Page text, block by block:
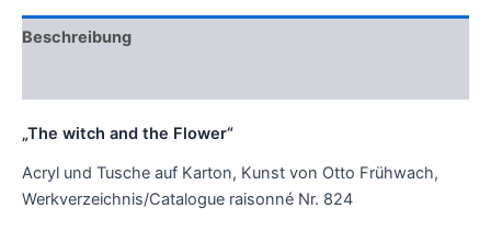
Beschreibung
„The witch and the Flower“
Acryl und Tusche auf Karton, Kunst von Otto Frühwach,
Werkverzeichnis/Catalogue raisonné Nr. 824